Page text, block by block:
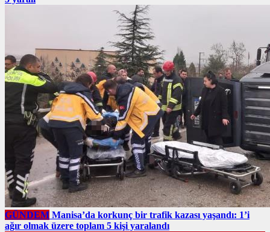
GÜNDEM Manisa’da korkunç bir trafik kazası yaşandı: 1’i
ağır olmak üzere toplam 5 kişi yaralandı